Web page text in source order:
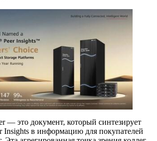
— это документ, который синтезирует
Insights в информацию для покупателей